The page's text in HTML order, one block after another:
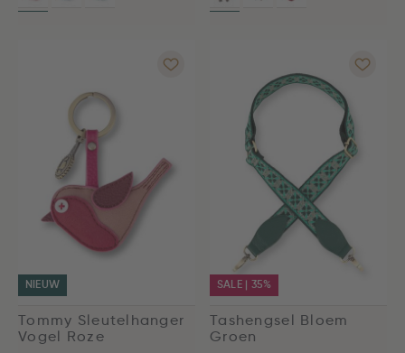
NIEUW
Tommy Sleutelhanger
Vogel Roze
SALE | 35%
Tashengsel Bloem
Groen